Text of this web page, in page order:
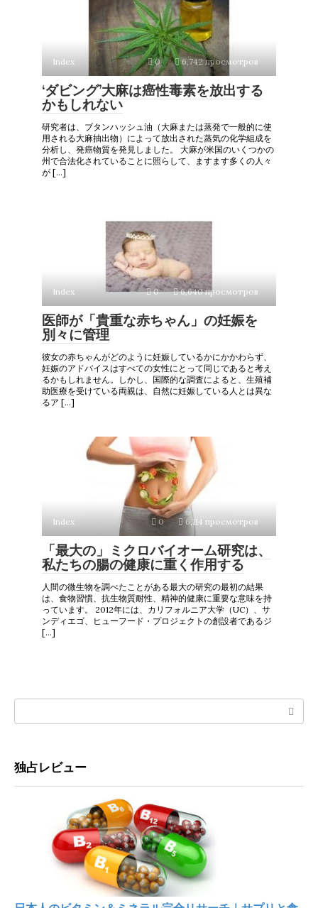
Index 0 6,742 просмотров
‘ダビング’大麻は癌性毒素を放出する
かもしれない
研究者は、ブタンハッシュ油（大麻または蒸発で一般的に使
用される大麻抽出物）によって放出された蒸気の化学組成を
分析し、発癌物質を発見しました。 大麻が米国のいくつかの
州で合法化されていることに照らして、ますます多くの人々
が […]
Index 0 6,640 просмотров
医師が「貴重な赤ちゃん」の妊娠を
別々に管理
彼女の赤ちゃんがどのように妊娠しているかにかかわらず、
妊娠のアドバイスはすべての女性にとって同じであると考え
るかもしれません。しかし、国際的な調査によると、生殖補
助医療を受けている両親は、自然に妊娠している人とは異な
るア […]
Index 0 6,114 просмотров
「最大の」ミクロバイオーム研究は、
私たちの腸の健康に重く作用する
人間の微生物を調べたことがある最大の研究の最初の結果
は、食物習慣、抗生物質耐性、精神的健康に重要な意味を持
っています。 2012年には、カリフォルニア大学（UC）、サ
ンディエゴ、ヒューフード・プロジェクトの創設者であるジ
[…]
独占レビュー